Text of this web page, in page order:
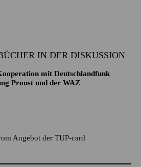
IN DER DISKUSSION
mit Deutschlandfunk
Proust und der WAZ
Angebot der TUP-card